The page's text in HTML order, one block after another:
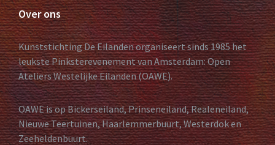
Over ons
Kunststichting De Eilanden organiseert sinds 1985 het
leukste Pinksterevenement van Amsterdam: Open
Ateliers Westelijke Eilanden (OAWE).
OAWE is op Bickerseiland, Prinseneiland, Realeneiland,
Nieuwe Teertuinen, Haarlemmerbuurt, Westerdok en
Zeeheldenbuurt.